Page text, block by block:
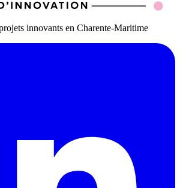
innovants en Charente-Maritime